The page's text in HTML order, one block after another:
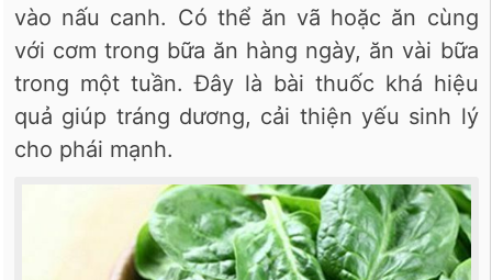
vào nấu canh. Có thể ăn vã hoặc ăn cùng
với cơm trong bữa ăn hàng ngày, ăn vài bữa
trong một tuần. Đây là bài thuốc khá hiệu
quả giúp tráng dương, cải thiện yếu sinh lý
cho phái mạnh.